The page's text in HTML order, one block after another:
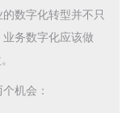
数字化转型并不只
务数字化应该做
机会：